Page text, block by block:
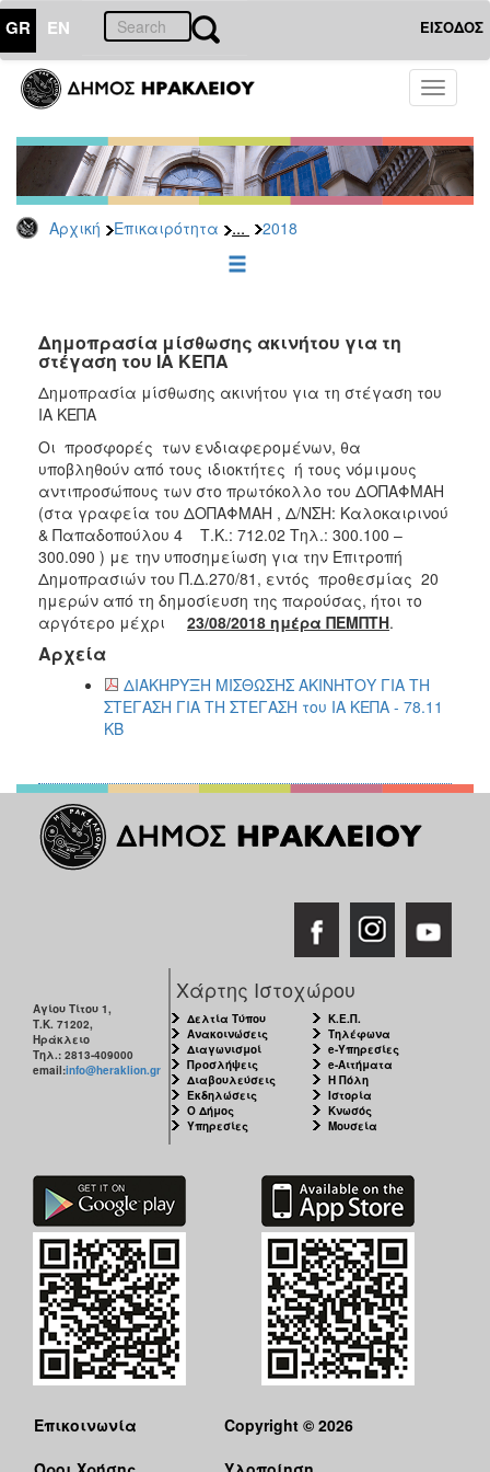
GR EN ΕΙΣΟΔΟΣ
Toggle
Αρχική Επικαιρότητα ... 2018
ΕΠΙΚΑΙΡΟΤΗΤΑ
-
Δημοπρασίες
Αρχείο
2026
2022
2021
2019
2018
2017
2016
2015
2013
ΕΠΙΣΚΕΠΤΗΣ
ΗΡΑΚΛΕΙΟ
Δημοπρασία μίσθωσης ακινήτου για τη
στέγαση του ΙΑ ΚΕΠΑ
Δημοπρασία μίσθωσης ακινήτου για τη στέγαση του
ΙΑ ΚΕΠΑ
Οι προσφορές των ενδιαφερομένων, θα
υποβληθούν από τους ιδιοκτήτες ή τους νόμιμους
αντιπροσώπους των στο πρωτόκολλο του ΔΟΠΑΦΜΑΗ
(στα γραφεία του ΔΟΠΑΦΜΑΗ , Δ/ΝΣΗ: Καλοκαιρινού
& Παπαδοπούλου 4 Τ.Κ.: 712.02 Τηλ.: 300.100 –
300.090 ) με την υποσημείωση για την Επιτροπή
Δημοπρασιών του Π.Δ.270/81, εντός προθεσμίας 20
ημερών από τη δημοσίευση της παρούσας, ήτοι το
αργότερο μέχρι 23/08/2018 ημέρα ΠΕΜΠΤΗ.
Αρχεία
ΔΙΑΚΗΡΥΞΗ ΜΙΣΘΩΣΗΣ ΑΚΙΝΗΤΟΥ ΓΙΑ ΤΗ
ΣΤΕΓΑΣΗ ΓΙΑ ΤΗ ΣΤΕΓΑΣΗ του ΙΑ ΚΕΠΑ - 78.11
KB
Αγίου Τίτου 1,
Τ.Κ. 71202,
Ηράκλειο
Τηλ.: 2813-409000
email:info@heraklion.gr
Χάρτης Ιστοχώρου
Δελτία Τύπου
Ανακοινώσεις
Διαγωνισμοί
Προσλήψεις
Διαβουλεύσεις
Εκδηλώσεις
Ο Δήμος
Υπηρεσίες
Κ.Ε.Π.
Τηλέφωνα
e-Υπηρεσίες
e-Αιτήματα
Η Πόλη
Ιστορία
Κνωσός
Μουσεία
Επικοινωνία
Copyright © 2026